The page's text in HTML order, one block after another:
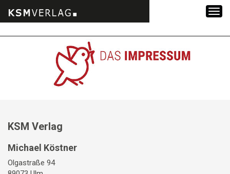
KSM Verlag
Michael Köstner
Olgastraße 94